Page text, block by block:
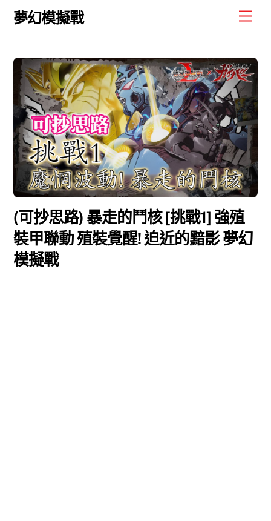
Skip
夢幻模擬戰
(可抄思路) 暴走的鬥核 [挑戰1] 強殖
裝甲聯動 殖裝覺醒! 迫近的黯影 夢幻
模擬戰